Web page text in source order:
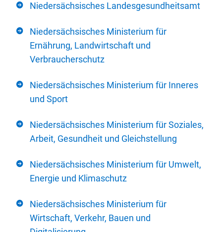
Niedersächsisches Landesgesundheitsamt
Niedersächsisches Ministerium für
Ernährung, Landwirtschaft und
Verbraucherschutz
Niedersächsisches Ministerium für Inneres
und Sport
Niedersächsisches Ministerium für Soziales,
Arbeit, Gesundheit und Gleichstellung
Niedersächsisches Ministerium für Umwelt,
Energie und Klimaschutz
Niedersächsisches Ministerium für
Wirtschaft, Verkehr, Bauen und